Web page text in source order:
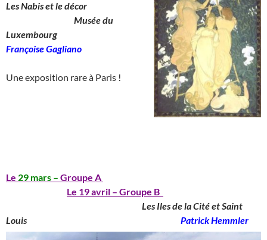
Les Nabis et le décor
Musée du
Luxembourg
Françoise Gagliano
Une exposition rare à Paris !
Le 29 mars – Groupe A
Le 19 avril – Groupe B
Les Iles de la Cité et Saint
Louis
Patrick Hemmler